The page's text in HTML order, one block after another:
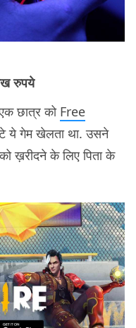
रुपये
छात्र को Free
ये गेम खेलता था. उसने
ख़रीदने के लिए पिता के